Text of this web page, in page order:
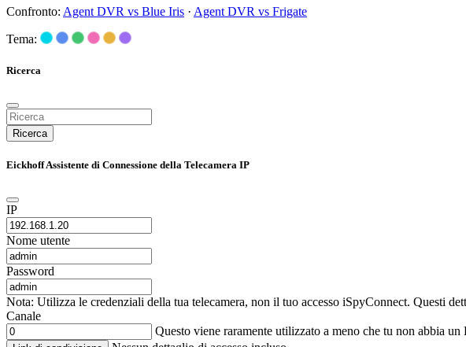
Confronto: Agent DVR vs Blue Iris · Agent DVR vs Frigate
Tema:
Ricerca
Ricerca
Eickhoff Assistente di Connessione della Telecamera IP
IP
Nome utente
Password
Nota: Utilizza le credenziali della tua telecamera, non il tuo accesso iSpyConnect. Questi
Canale
Questo viene raramente utilizzato a meno che tu non abbia